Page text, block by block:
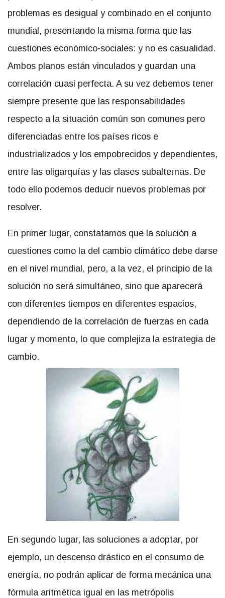
problemas es desigual y combinado en el conjunto
mundial, presentando la misma forma que las
cuestiones económico-sociales: y no es casualidad.
Ambos planos están vinculados y guardan una
correlación cuasi perfecta. A su vez debemos tener
siempre presente que las responsabilidades
respecto a la situación común son comunes pero
diferenciadas entre los países ricos e
industrializados y los empobrecidos y dependientes,
entre las oligarquías y las clases subalternas. De
todo ello podemos deducir nuevos problemas por
resolver.
En primer lugar, constatamos que la solución a
cuestiones como la del cambio climático debe darse
en el nivel mundial, pero, a la vez, el principio de la
solución no será simultáneo, sino que aparecerá
con diferentes tiempos en diferentes espacios,
dependiendo de la correlación de fuerzas en cada
lugar y momento, lo que complejiza la estrategia de
cambio.
En segundo lugar, las soluciones a adoptar, por
ejemplo, un descenso drástico en el consumo de
energía, no podrán aplicar de forma mecánica una
fórmula aritmética igual en las metrópolis